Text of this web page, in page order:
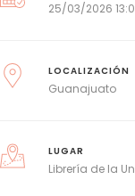
25/03/2026
LOCALIZACIÓN
Guanajuato
LUGAR
Librería de la